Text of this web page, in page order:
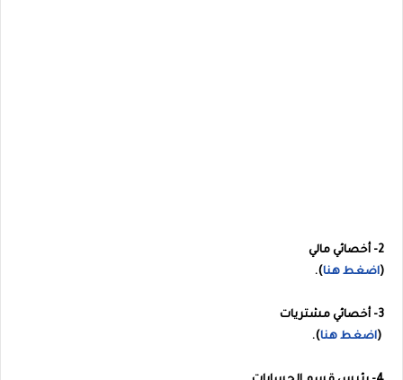
2- أخصائي مالي
(اضغط هنا).
3- أخصائي مشتريات
(اضغط هنا).